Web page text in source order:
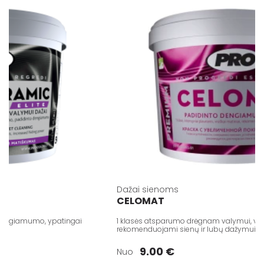
ypatingai
Dažai sienoms
CELOMAT
1 klasės atsparumo drėgnam valymui,
rekomenduojami sienų ir lubų dažymui
Nuo 9.00 €